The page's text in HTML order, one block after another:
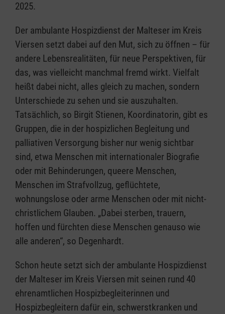
2025.
Der ambulante Hospizdienst der Malteser im Kreis
Viersen setzt dabei auf den Mut, sich zu öffnen – für
andere Lebensrealitäten, für neue Perspektiven, für
das, was vielleicht manchmal fremd wirkt. Vielfalt
heißt dabei nicht, alles gleich zu machen, sondern
Unterschiede zu sehen und sie auszuhalten.
Tatsächlich, so Birgit Stienen, Koordinatorin, gibt es
Gruppen, die in der hospizlichen Begleitung und
palliativen Versorgung bisher nur wenig sichtbar
sind, etwa Menschen mit internationaler Biografie
oder mit Behinderungen, queere Menschen,
Menschen im Strafvollzug, geflüchtete,
wohnungslose oder arme Menschen oder mit nicht-
christlichem Glauben. „Dabei sterben, trauern,
hoffen und fürchten diese Menschen genauso wie
alle anderen“, so Degenhardt.
Schon heute setzt sich der ambulante Hospizdienst
der Malteser im Kreis Viersen mit seinen rund 40
ehrenamtlichen Hospizbegleiterinnen und
Hospizbegleitern dafür ein, schwerstkranken und